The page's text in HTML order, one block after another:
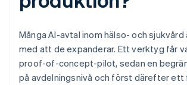
Många AI-avtal inom hälso- och
med att de expanderar. Ett verktyg får
proof-of-concept-pilot, sedan en
på avdelningsnivå och först därefter